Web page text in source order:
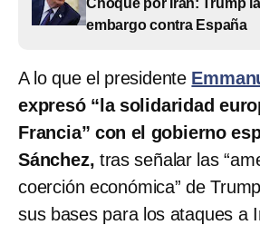
Choque por Irán: Trump
embargo contra España
A lo que el presidente
expresó “la solidaridad
Francia” con el gobierno
Sánchez, tras señalar las
coerción económica” de
sus bases para los ataques a